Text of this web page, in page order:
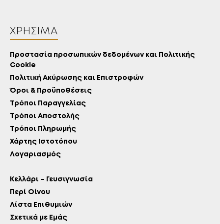
ΧΡΉΣΙΜΑ
Προστασία προσωπικών δεδομένων και Πολιτικής
Cookie
Πολιτική Ακύρωσης και Επιστροφών
Όροι & Προϋποθέσεις
Τρόποι Παραγγελίας
Τρόποι Αποστολής
Τρόποι Πληρωμής
Χάρτης Ιστοτόπου
Λογαριασμός
Κελλάρι – Γευσιγνωσία
Περί Οίνου
Λίστα Επιθυμιών
Σχετικά με Εμάς